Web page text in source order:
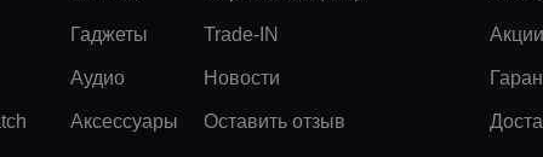
Гаджеты
Аудио
Аксессуары
Trade-IN
Новости
Оставить отзыв
Акции